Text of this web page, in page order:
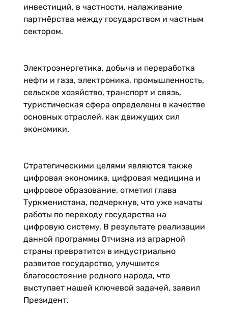
инвестиций, в частности, налаживание
партнёрства между государством и частным
сектором.
Электроэнергетика, добыча и переработка
нефти и газа, электроника, промышленность,
сельское хозяйство, транспорт и связь,
туристическая сфера определены в качестве
основных отраслей, как движущих сил
экономики.
Стратегическими целями являются также
цифровая экономика, цифровая медицина и
цифровое образование, отметил глава
Туркменистана, подчеркнув, что уже начаты
работы по переходу государства на
цифровую систему. В результате реализации
данной программы Отчизна из аграрной
страны превратится в индустриально
развитое государство, улучшится
благосостояние родного народа, что
выступает нашей ключевой задачей, заявил
Президент.